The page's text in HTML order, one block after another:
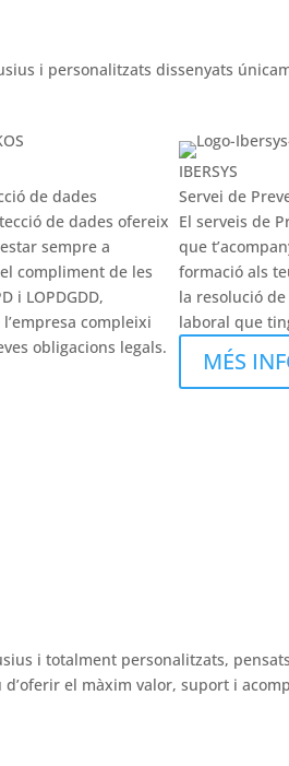
i personalitzats dissenyats
de dades
de dades ofereix
sempre a
compliment de les
i LOPDGDD,
compleixi
obligacions legals.
IBERSYS
Servei de
El serveis de
que
formació als
la resolució
laboral que
MÉS
i totalment personalitzats,
d’oferir el màxim valor, suport i